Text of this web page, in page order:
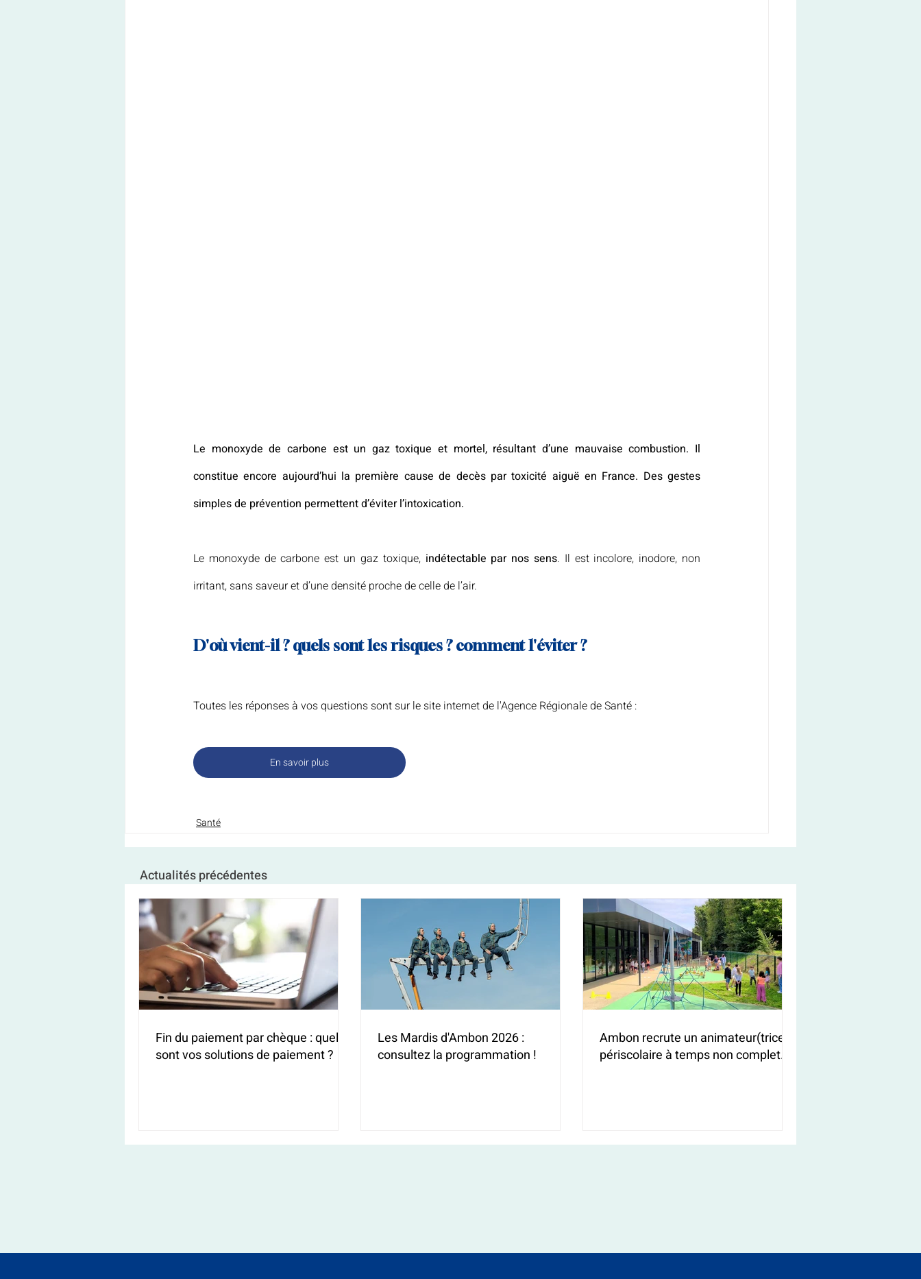
Le monoxyde de carbone est un gaz toxique et mortel, résultant d’une mauvaise combustion. Il
constitue encore aujourd’hui la première cause de decès par toxicité aiguë en France. Des gestes
simples de prévention permettent d’éviter l’intoxication.
Le monoxyde de carbone est un gaz toxique, indétectable par nos sens. Il est incolore, inodore, non
irritant, sans saveur et d’une densité proche de celle de l’air.
D'où vient-il ? quels sont les risques ? comment l'éviter ?
Toutes les réponses à vos questions sont sur le site internet de l'Agence Régionale de Santé :
En savoir plus
Santé
Actualités précédentes
Fin du paiement par chèque : quelles
sont vos solutions de paiement ?
Les Mardis d'Ambon 2026 :
consultez la programmation !
Ambon recrute un animateur(trice)
périscolaire à temps non complet